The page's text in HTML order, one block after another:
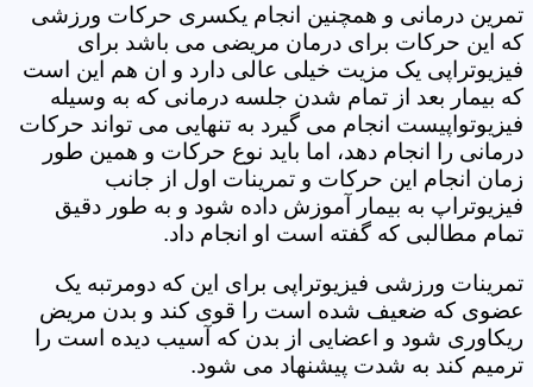
تمرین درمانی و همچنین انجام یکسری حرکات ورزشی
که این حرکات برای درمان مریضی می باشد برای
فیزیوتراپی یک مزیت خیلی عالی دارد و ان هم این است
که بیمار بعد از تمام شدن جلسه درمانی که به وسیله
فیزیوتواپیست انجام می گیرد به تنهایی می تواند حرکات
درمانی را انجام دهد، اما باید نوع حرکات و همین طور
زمان انجام این حرکات و تمرینات اول از جانب
فیزیوتراپ به بیمار آموزش داده شود و به طور دقیق
تمام مطالبی که گفته است او انجام داد.
تمرینات ورزشی فیزیوتراپی برای این که دومرتبه یک
عضوی که ضعیف شده است را قوی کند و بدن مریض
ریکاوری شود و اعضایی از بدن که آسیب دیده است را
ترمیم کند به شدت پیشنهاد می شود.